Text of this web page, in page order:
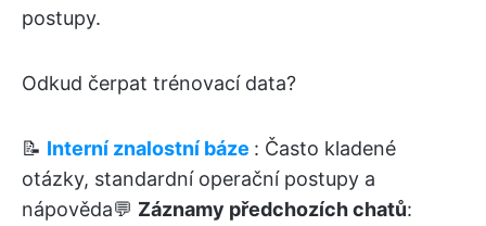
postupy.
Odkud čerpat trénovací data?
📝 Interní znalostní báze : Často kladené
otázky, standardní operační postupy a
nápověda💬 Záznamy předchozích chatů: